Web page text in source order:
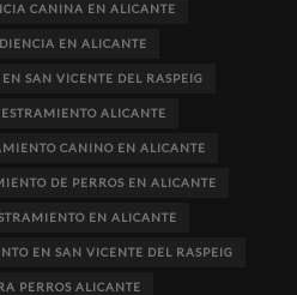
CANINA EN ALICANTE
EN ALICANTE
SAN VICENTE DEL RASPEIG
ALICANTE
CANINO EN ALICANTE
DE PERROS EN ALICANTE
EN ALICANTE
EN SAN VICENTE DEL RASPEIG
PERROS ALICANTE